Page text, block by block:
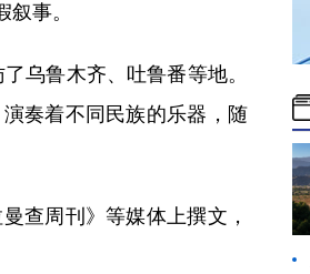
事。
乌鲁木齐、吐鲁番等地。
奏着不同民族的乐器，随
查周刊》等媒体上撰文，